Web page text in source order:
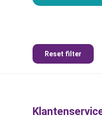
Reset filter